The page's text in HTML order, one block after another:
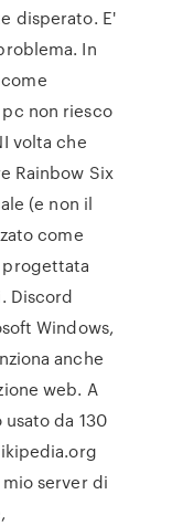
disperato. E'
In
non riesco
volta che
Rainbow Six
(e non il
come
progettata
Discord
Windows,
anche
web. A
da 130
server di